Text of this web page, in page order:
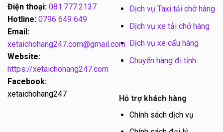
Điện thoại: 081.777.2137
Hotline: 0796 649 649
Email:
xetaichohang247.com@gmail.com
Website:
https://xetaichohang247.com
Facebook:
xetaichohang247
Dịch vụ Taxi tải chở hàng
Dịch vụ xe tải chở hàng
Dịch vụ xe cẩu hàng
Chuyển hàng đi tỉnh
Hỗ trợ khách hàng
Chính sách dịch vụ